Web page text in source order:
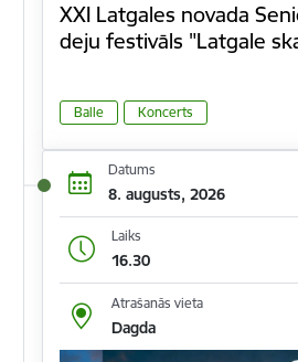
XXI Latgales novada
deju festivāls "Latgale
Balle Koncerts
Datums
8. augusts, 2026
Laiks
16.30
Atrašanās vieta
Dagda